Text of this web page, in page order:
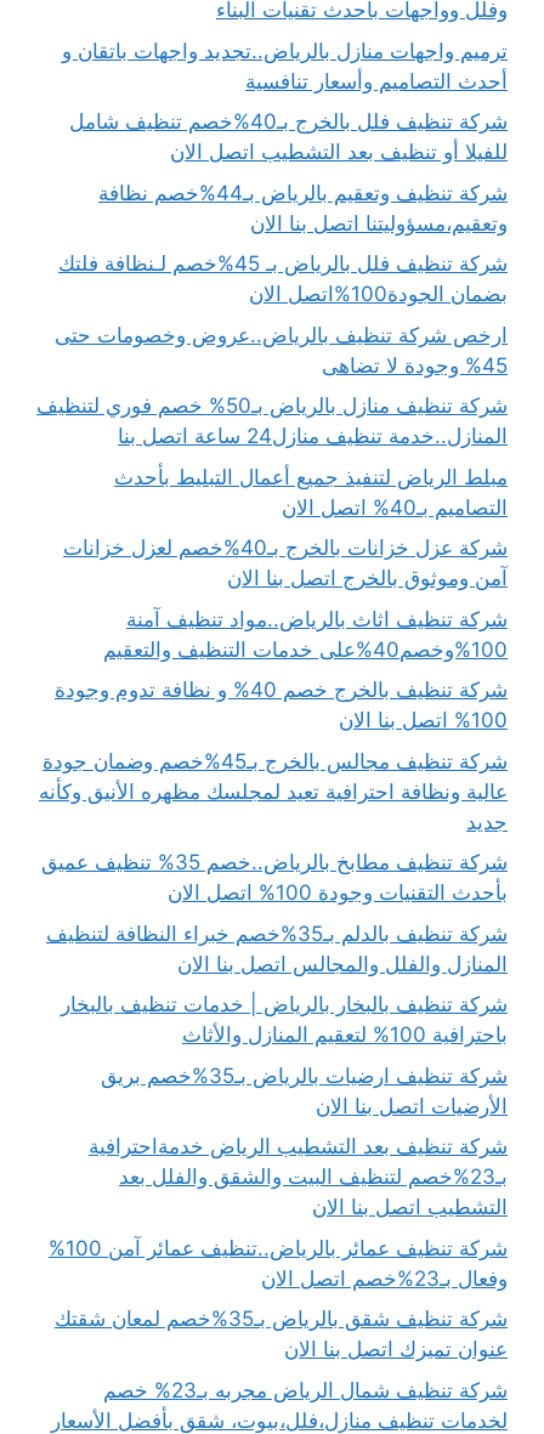
وفلل وواجهات بأحدث تقنيات البناء
ترميم واجهات منازل بالرياض..تجديد واجهات باتقان و
أحدث التصاميم وأسعار تنافسية
شركة تنظيف فلل بالخرج بـ40%خصم تنظيف شامل
للفيلا أو تنظيف بعد التشطيب اتصل الان
شركة تنظيف وتعقيم بالرياض بـ44%خصم نظافة
وتعقيم،مسؤوليتنا اتصل بنا الان
شركة تنظيف فلل بالرياض بـ 45%خصم لـنظافة فلتك
بضمان الجودة100%اتصل الان
ارخص شركة تنظيف بالرياض..عروض وخصومات حتى
45% وجودة لا تضاهى
شركة تنظيف منازل بالرياض بـ50% خصم فوري لتنظيف
المنازل..خدمة تنظيف منازل24 ساعة اتصل بنا
مبلط الرياض لتنفيذ جميع أعمال التبليط بأحدث
التصاميم بـ40% اتصل الان
شركة عزل خزانات بالخرج بـ40%خصم لعزل خزانات
آمن وموثوق بالخرج اتصل بنا الان
شركة تنظيف اثاث بالرياض..مواد تنظيف آمنة
100%وخصم40%على خدمات التنظيف والتعقيم
شركة تنظيف بالخرج خصم 40% و نظافة تدوم وجودة
100% اتصل بنا الان
شركة تنظيف مجالس بالخرج بـ45%خصم وضمان جودة
عالية ونظافة احترافية تعيد لمجلسك مظهره الأنيق وكأنه
جديد
شركة تنظيف مطابخ بالرياض..خصم 35% تنظيف عميق
بأحدث التقنيات وجودة 100% اتصل الان
شركة تنظيف بالدلم بـ35%خصم خبراء النظافة لتنظيف
المنازل والفلل والمجالس اتصل بنا الان
شركة تنظيف بالبخار بالرياض | خدمات تنظيف بالبخار
باحترافية 100% لتعقيم المنازل والأثاث
شركة تنظيف ارضيات بالرياض بـ35%خصم بريق
الأرضيات اتصل بنا الان
شركة تنظيف بعد التشطيب الرياض خدمةاحترافية
بـ23%خصم لتنظيف البيت والشقق والفلل بعد
التشطيب اتصل بنا الان
شركة تنظيف عمائر بالرياض..تنظيف عمائر آمن 100%
وفعال بـ23%خصم اتصل الان
شركة تنظيف شقق بالرياض بـ35%خصم لمعان شقتك
عنوان تميزك اتصل بنا الان
شركة تنظيف شمال الرياض مجربه بـ23% خصم
لخدمات تنظيف منازل،فلل،بيوت، شقق بأفضل الأسعار